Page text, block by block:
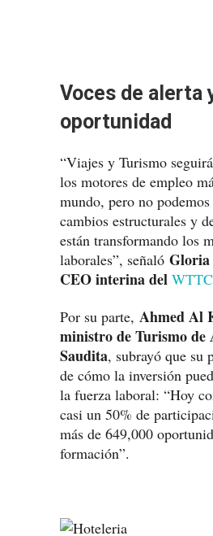
Voces de alerta
oportunidad
“Viajes y Turismo
los motores de empleo
mundo, pero no
cambios estructurales y
están transformando los
laborales”, señaló Gloria
CEO interina del WTTC
Por su parte, Ahmed Al
ministro de Turismo de
Saudita, subrayó que su
de cómo la inversión
la fuerza laboral: “Hoy
casi un 50% de
más de 649,000
formación”.